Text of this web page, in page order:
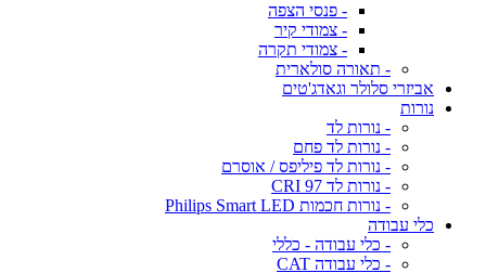
- פנסי הצפה
- צמודי קיר
- צמודי תקרה
- תאורה סולארית
אביזרי סלולר וגאדג'טים
נורות
- נורות לד
- נורות לד פחם
- נורות לד פיליפס / אוסרם
- נורות לד CRI 97
- נורות חכמות Philips Smart LED
כלי עבודה
- כלי עבודה - כללי
- כלי עבודה CAT